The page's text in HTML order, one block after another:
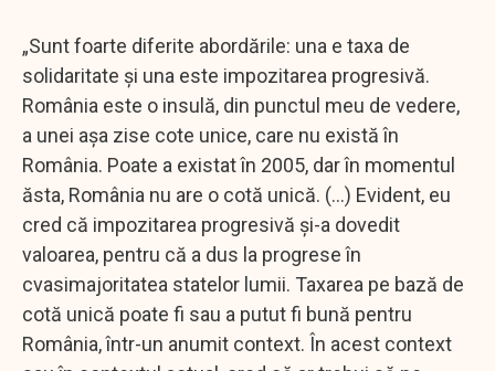
„Sunt foarte diferite abordările: una e taxa de
solidaritate și una este impozitarea progresivă.
România este o insulă, din punctul meu de vedere,
a unei așa zise cote unice, care nu există în
România. Poate a existat în 2005, dar în momentul
ăsta, România nu are o cotă unică. (...) Evident, eu
cred că impozitarea progresivă și-a dovedit
valoarea, pentru că a dus la progrese în
cvasimajoritatea statelor lumii. Taxarea pe bază de
cotă unică poate fi sau a putut fi bună pentru
România, într-un anumit context. În acest context